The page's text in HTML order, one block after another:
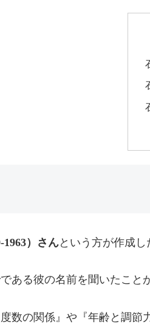
）さんという方が作成し
である彼の名前を聞いたこと
数の関係』や『年齢と調節